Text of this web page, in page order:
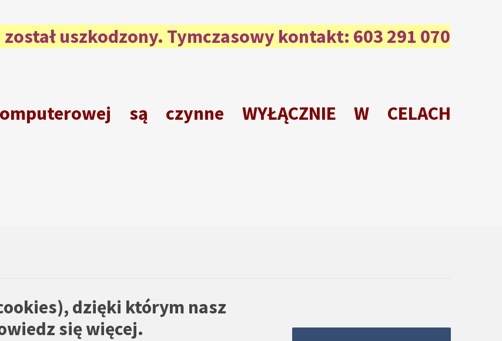
uszkodzony. Tymczasowy kontakt: 603 291 070
są czynne WYŁĄCZNIE W CELACH
dzięki którym nasz
się więcej.